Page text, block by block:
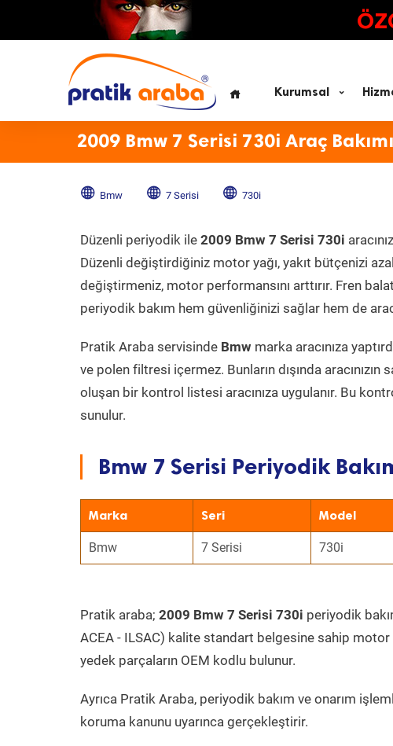
Kurumsal
2009 Bmw 7 Serisi 730i Araç Bakımı
Bmw 7 Serisi 730i
Düzenli periyodik ile 2009 Bmw 7 Serisi 730i
Düzenli değiştirdiğiniz motor yağı, yakıt bütçenizi
değiştirmeniz, motor performansını arttırır. Fren
periyodik bakım hem güvenliğinizi sağlar hem de
Pratik Araba servisinde Bmw marka aracınıza
ve polen filtresi içermez. Bunların dışında
oluşan bir kontrol listesi aracınıza uygulanır. Bu
sunulur.
Bmw 7 Serisi Periyodik
Marka Seri Model
Bmw 7 Serisi 730i
Pratik araba; 2009 Bmw 7 Serisi 730i periyodik
ACEA - ILSAC) kalite standart belgesine sahip
yedek parçaların OEM kodlu bulunur.
Ayrıca Pratik Araba, periyodik bakım ve onarım
koruma kanunu uyarınca gerçekleştirir.